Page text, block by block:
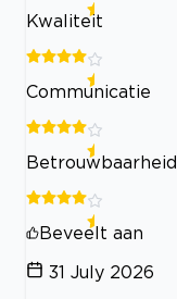
Kwaliteit
Communicatie
Betrouwbaarheid
Beveelt aan
31 July 2026